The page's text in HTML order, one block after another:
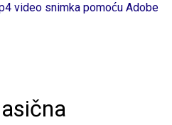
video snimka pomoću Adobe